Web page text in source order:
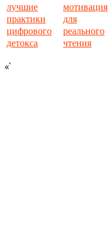
лучшие
практики
цифрового
детокса
мотивация
для
реального
чтения
«`